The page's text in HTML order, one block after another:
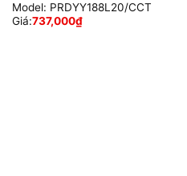
Model: PRDYY188L20/CCT
Giá:737,000₫